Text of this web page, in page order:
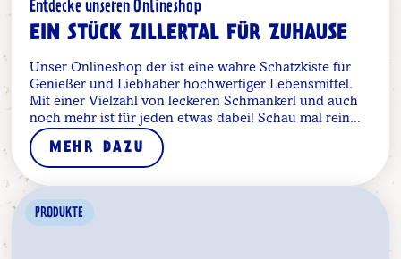
Entdecke unseren Onlineshop
EIN STÜCK ZILLERTAL FÜR ZUHAUSE
Unser Onlineshop der ist eine wahre Schatzkiste für
Genießer und Liebhaber hochwertiger Lebensmittel.
Mit einer Vielzahl von leckeren Schmankerl und auch
noch mehr ist für jeden etwas dabei! Schau mal rein...
MEHR DAZU
PRODUKTE